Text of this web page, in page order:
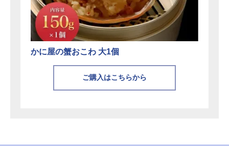
かに屋の蟹おこわ 大1個
ご購入はこちらから